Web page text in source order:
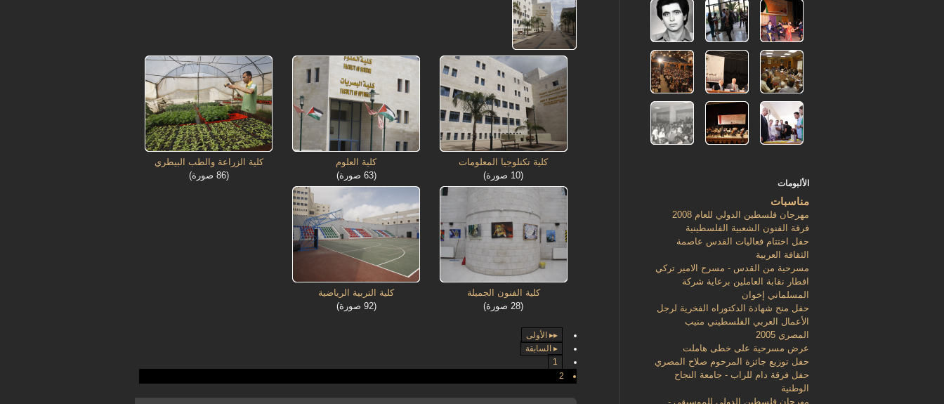
كلية تكنلوجيا المعلومات
(10 صورة)
كلية العلوم
(63 صورة)
كلية الزراعة والطب البيطري
(86 صورة)
كلية الفنون الجميلة
(28 صورة)
كلية التربية الرياضية
(92 صورة)
▸▸ الأولى
▸ السابقة
1
2
الألبومات
مناسبات
مهرجان فلسطين الدولي للعام 2008
فرقة الفنون الشعبية الفلسطينية
حفل اختتام فعاليات القدس عاصمة
الثقافة العربية
مسرحية من القدس - مسرح الامير تركي
افطار نقابة العاملين برعاية شركة
المسلماني إخوان
حفل منح شهادة الدكتوراه الفخرية لرجل
الأعمال العربي الفلسطيني منيب
المصري 2005
عرض مسرحية على خطى هاملت
حفل توزيع جائزة المرحوم صلاح المصري
حفل فرقة دام للراب - جامعة النجاح
الوطنية
مهرجان فلسطين الدولي للموسيقى -